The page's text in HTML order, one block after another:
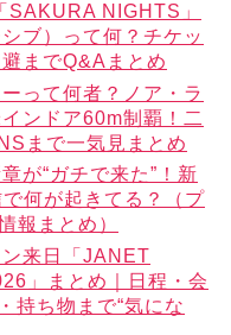
SAKURA NIGHTS」
ブ）って何？チケッ
までQ&Aまとめ
って何者？ノア・ラ
ンドア60m制覇！二
まで一気見まとめ
が“ガチで来た”！新
何が起きてる？（プ
報まとめ）
来日「JANET
」まとめ｜日程・会
持ち物まで“気にな